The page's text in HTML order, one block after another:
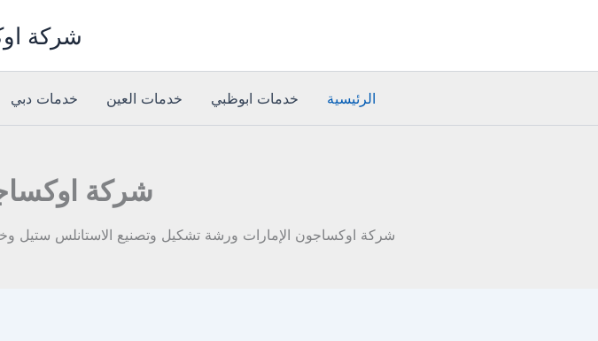
شركة
الرئيسية خدمات ابوظبي خدمات العين خدمات دبي
شركة
شركة اوكساجون الإمارات ورشة تشكيل وتصنيع الاستانلس ستيل